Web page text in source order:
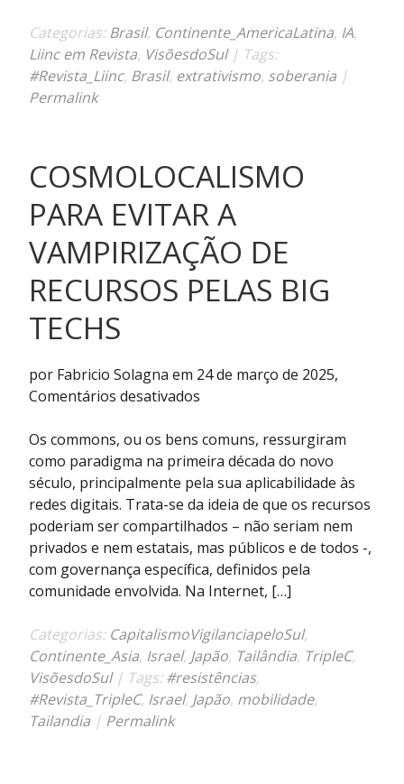
soberana?
Categorias:Brasil, Continente_AmericaLatina, IA,
Liinc em Revista, VisõesdoSul | Tags:
#Revista_Liinc, Brasil, extrativismo, soberania |
Permalink
COSMOLOCALISMO
PARA EVITAR A
VAMPIRIZAÇÃO DE
RECURSOS PELAS BIG
TECHS
por Fabricio Solagna em 24 de março de 2025,
Comentários desativados
para
evitar
a
vampirização
de
recursos
pelas
big
Os commons, ou os bens comuns, ressurgiram
como paradigma na primeira década do novo
século, principalmente pela sua aplicabilidade às
redes digitais. Trata-se da ideia de que os recursos
poderiam ser compartilhados – não seriam nem
privados e nem estatais, mas públicos e de todos -,
com governança específica, definidos pela
comunidade envolvida. Na Internet, […]
Categorias: CapitalismoVigilanciapeloSul,
Continente_Asia, Israel, Japão, Tailândia, TripleC,
VisõesdoSul | Tags:#resistências,
#Revista_TripleC, Israel, Japão, mobilidade,
Tailandia | Permalink